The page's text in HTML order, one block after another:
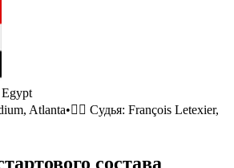
Egypt
, Atlanta•🧑‍⚖️ Судья: François Letexier,
состава